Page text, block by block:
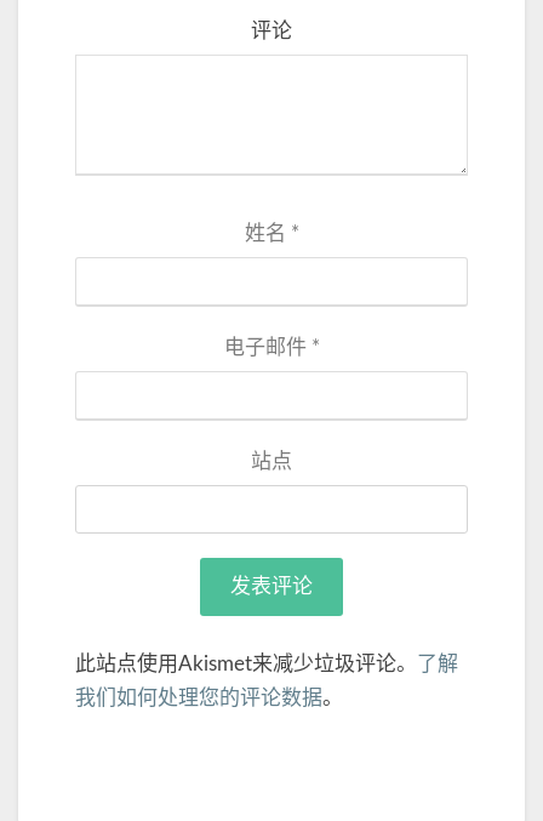
评论
姓名 *
电子邮件 *
站点
此站点使用Akismet来减少垃圾评论。
了解
我们如何处理您的评论数据。